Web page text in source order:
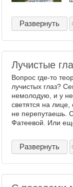
Развернуть
Лучистые
Вопрос где-то
лучистых глаз?
немолодую, и у
светятся на
не перепутаешь.
Фатеевой. Или
Развернуть